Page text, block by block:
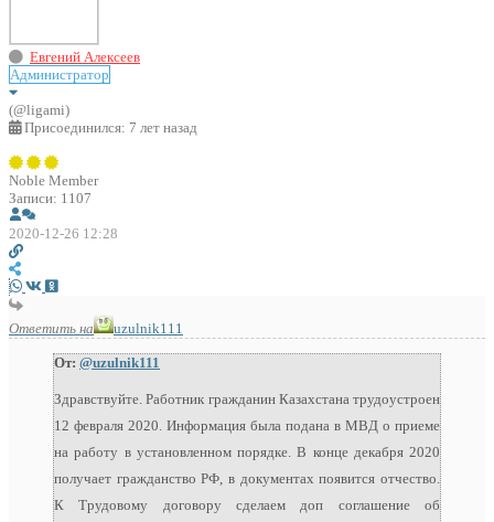
Евгений Алексеев
Администратор
(@ligami)
Присоединился: 7 лет назад
Noble Member
Записи: 1107
2020-12-26 12:28
Ответить на uzulnik111
От: @uzulnik111
Здравствуйте. Работник гражданин Казахстана трудоустроен
12 февраля 2020. Информация была подана в МВД о приеме
на работу в установленном порядке. В конце декабря 2020
получает гражданство РФ, в документах появится отчество.
К Трудовому договору сделаем доп соглашение об